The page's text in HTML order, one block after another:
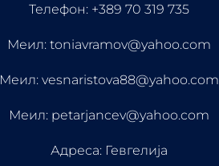
Телефон: +389 70 319 735
Меил: toniavramov@yahoo.com
Меил: vesnaristova88@yahoo.com
Меил: petarjancev@yahoo.com
Адреса: Гевгелија